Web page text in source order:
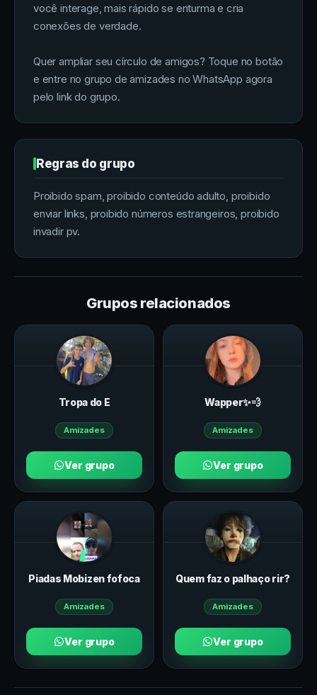
você interage, mais rápido se enturma e cria
conexões de verdade.
Quer ampliar seu círculo de amigos? Toque no botão
e entre no grupo de amizades no WhatsApp agora
pelo link do grupo.
Regras do grupo
Proibido spam, proibido conteúdo adulto, proibido
enviar links, proibido números estrangeiros, proibido
invadir pv.
Grupos relacionados
Tropa do E
Amizades
Ver grupo
Wapper✨💨
Amizades
Ver grupo
Piadas Mobizen fofoca
Amizades
Ver grupo
Quem faz o palhaço rir?
Amizades
Ver grupo